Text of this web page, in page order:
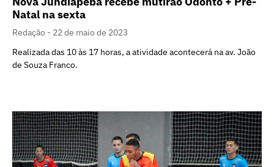
Natal na sexta
Redação
22 de maio de 2023
Realizada das 10 às 17 horas, a atividade acontecerá na av. João
de Souza Franco.